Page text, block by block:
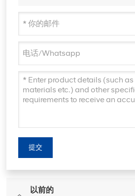
提交
以前的